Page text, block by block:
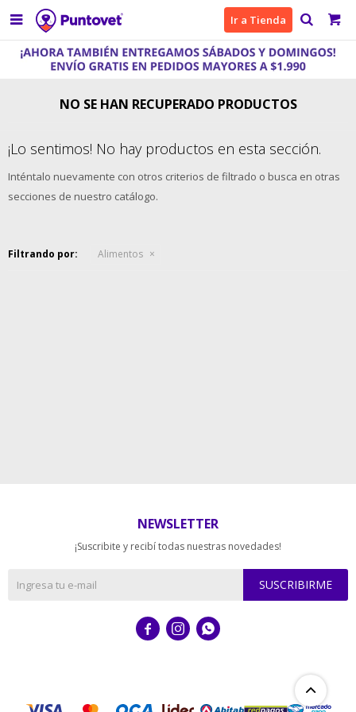
 Ir a Tienda
NO SE HAN RECUPERADO PRODUCTOS
¡Lo sentimos! No hay productos en esta sección.
Inténtalo nuevamente con otros criterios de filtrado o busca en otras
secciones de nuestro catálogo.
Filtrando por: Alimentos
NEWSLETTER
¡Suscribite y recibí todas nuestras novedades!
SUSCRIBIRME
  